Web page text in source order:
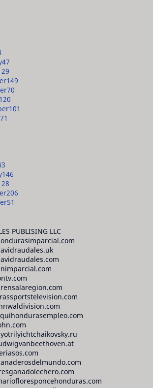
47
149
70
120
101
146
206
51
PUBLISING LLC